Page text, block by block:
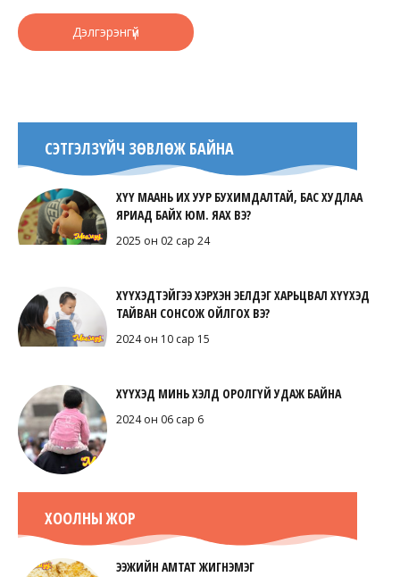
Дэлгэрэнгүй
СЭТГЭЛЗҮЙЧ ЗӨВЛӨЖ БАЙНА
ХҮҮ МААНЬ ИХ УУР БУХИМДАЛТАЙ, БАС ХУДЛАА
ЯРИАД БАЙХ ЮМ. ЯАХ ВЭ?
2025 он 02 сар 24
ХҮҮХЭДТЭЙГЭЭ ХЭРХЭН ЭЕЛДЭГ ХАРЬЦВАЛ ХҮҮХЭД
ТАЙВАН СОНСОЖ ОЙЛГОХ ВЭ?
2024 он 10 сар 15
ХҮҮХЭД МИНЬ ХЭЛД ОРОЛГҮЙ УДАЖ БАЙНА
2024 он 06 сар 6
ХООЛНЫ ЖОР
ЭЭЖИЙН АМТАТ ЖИГНЭМЭГ